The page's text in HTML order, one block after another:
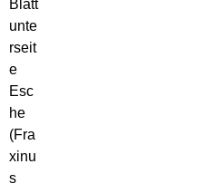
Esc
he
(Fra
xinu
s